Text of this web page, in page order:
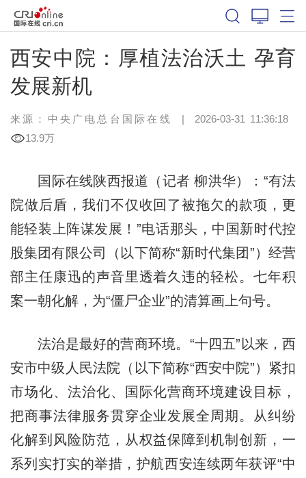
西安中院：厚植法治沃土 孕育
发展新机
来源：中央广电总台国际在线 | 2026-03-31 11:36:18
13.9万
国际在线陕西报道（记者 柳洪华）：“有法
院做后盾，我们不仅收回了被拖欠的款项，更
能轻装上阵谋发展！”电话那头，中国新时代控
股集团有限公司（以下简称“新时代集团”）经营
部主任康迅的声音里透着久违的轻松。七年积
案一朝化解，为“僵尸企业”的清算画上句号。
法治是最好的营商环境。“十四五”以来，西
安市中级人民法院（以下简称“西安中院”）紧扣
市场化、法治化、国际化营商环境建设目标，
把商事法律服务贯穿企业发展全周期。从纠纷
化解到风险防范，从权益保障到机制创新，一
系列实打实的举措，护航西安连续两年获评“中